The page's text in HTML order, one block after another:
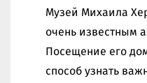
Музей Михаила
очень известным
Посещение его
способ узнать